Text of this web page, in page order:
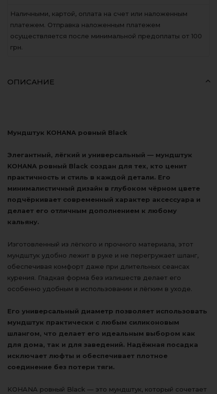
Наличными, картой, оплата на счет или наложенным
платежем. Отправка наложенным платежем
осуществляется после минимальной предоплаты от 100
грн.
ОПИСАНИЕ
Мундштук KOHANA ровный Black
Элегантный, лёгкий и универсальный — мундштук
KOHANA ровный Black создан для тех, кто ценит
практичность и стиль в каждой детали. Его
минималистичный дизайн в глубоком чёрном цвете
подчёркивает современный характер аксессуара и
делает его отличным дополнением к любому
кальяну.
Изготовленный из лёгкого и прочного материала, этот
мундштук удобно лежит в руке и не перегружает шланг,
обеспечивая комфорт даже при длительных сеансах
курения. Гладкая форма без излишеств делает его
особенно удобным в использовании и лёгким в уходе.
Его универсальный диаметр позволяет использовать
мундштук практически с любым силиконовым
шлангом, что делает его идеальным выбором как
для дома, так и для заведений. Надёжная посадка
исключает люфты и обеспечивает плотное
соединение без потери тяги.
KOHANA ровный Black — это мундштук, который сочетает